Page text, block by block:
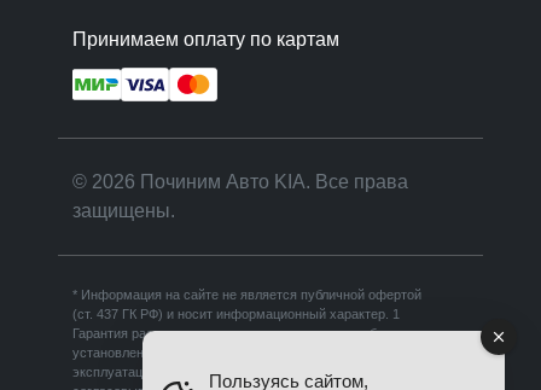
Принимаем оплату по картам
© 2026 Починим Авто KIA. Все права
защищены.
* Информация на сайте не является публичной офертой
(ст. 437 ГК РФ) и носит информационный характер. 1
Гарантия распространяется на выполненные работы и
установленные запчасти при условии соблюдения правил
эксплуатации. Срок гарантии зависит от вида работ и
Пользуясь сайтом,